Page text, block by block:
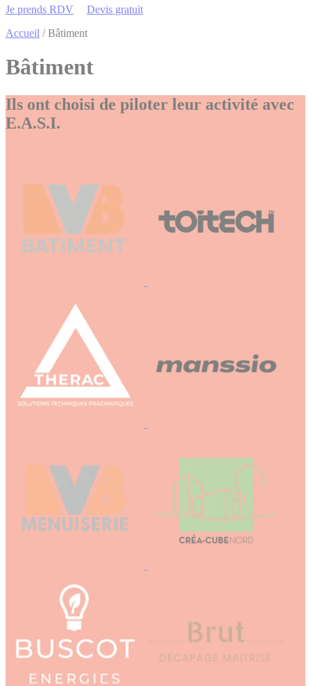
Je prends RDV
Devis gratuit
Accueil /Bâtiment
Bâtiment
Ils ont choisi de piloter leur activité avec
E.A.S.I.